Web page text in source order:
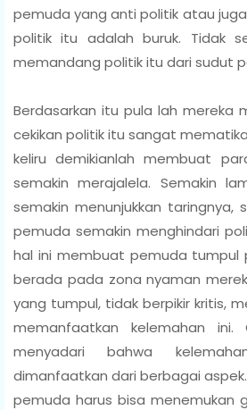
pemuda yang anti politik atau
politik itu adalah buruk. Tidak
memandang politik itu dari sudut
Berdasarkan itu pula lah mereka
cekikan politik itu sangat
keliru demikianlah membuat
semakin merajalela. Semakin
semakin menunjukkan
pemuda semakin menghindari
hal ini membuat pemuda tumpul
berada pada zona nyaman
yang tumpul, tidak berpikir kritis,
memanfaatkan kelemahan
menyadari bahwa
dimanfaatkan dari berbagai
pemuda harus bisa menemukan